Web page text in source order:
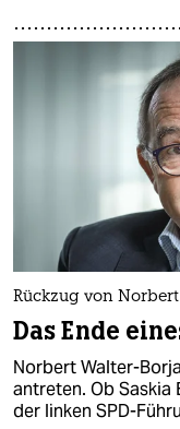
Rückzug von
Das Ende
Norbert Walter-
antreten. Ob Saskia
der linken SPD-